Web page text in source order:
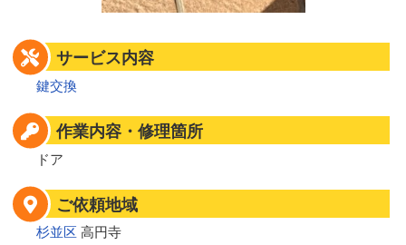
サービス内容
鍵交換
作業内容・修理箇所
ドア
ご依頼地域
杉並区 高円寺